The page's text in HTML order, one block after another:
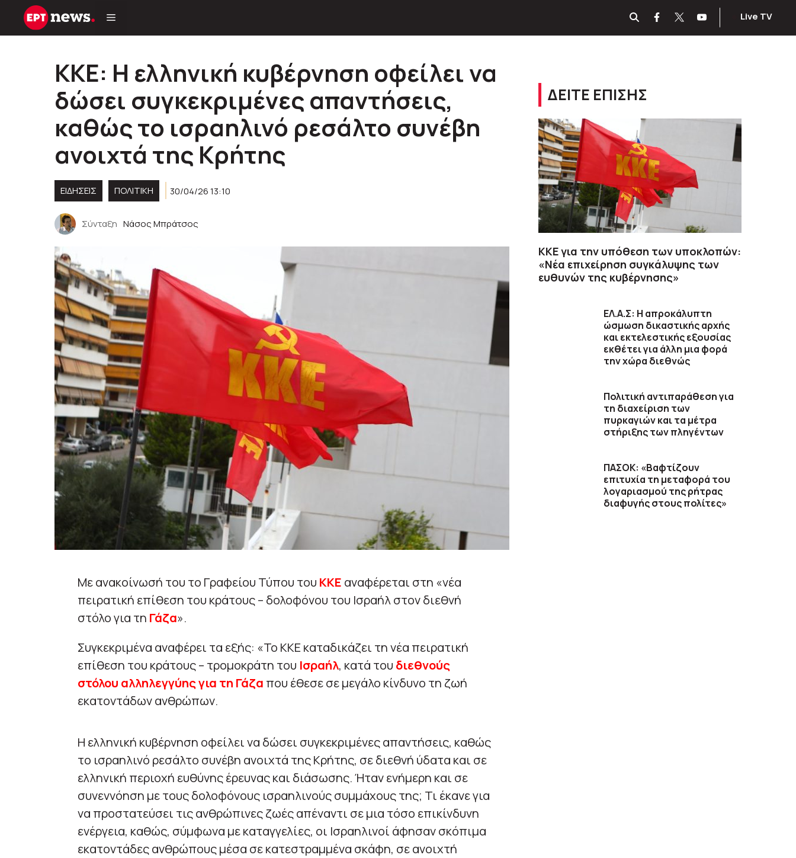
Μετάβαση
Live TV
ΚΚΕ: Η ελληνική κυβέρνηση οφείλει να
δώσει συγκεκριμένες απαντήσεις,
καθώς το ισραηλινό ρεσάλτο συνέβη
ανοιχτά της Κρήτης
ΕΙΔΗΣΕΙΣ ΠΟΛΙΤΙΚΉ 30/04/26 13:10
Σύνταξη Νάσος Μπράτσος
Με ανακοίνωσή του το Γραφείου Τύπου του ΚΚΕ αναφέρεται στη «νέα
πειρατική επίθεση του κράτους – δολοφόνου του Ισραήλ στον διεθνή
στόλο για τη Γάζα».
Συγκεκριμένα αναφέρει τα εξής: «Το ΚΚΕ καταδικάζει τη νέα πειρατική
επίθεση του κράτους – τρομοκράτη του Ισραήλ, κατά του διεθνούς
στόλου αλληλεγγύης για τη Γάζα που έθεσε σε μεγάλο κίνδυνο τη ζωή
εκατοντάδων ανθρώπων.
Η ελληνική κυβέρνηση οφείλει να δώσει συγκεκριμένες απαντήσεις, καθώς
το ισραηλινό ρεσάλτο συνέβη ανοιχτά της Κρήτης, σε διεθνή ύδατα και σε
ελληνική περιοχή ευθύνης έρευνας και διάσωσης. Ήταν ενήμερη και σε
συνεννόηση με τους δολοφόνους ισραηλινούς συμμάχους της; Τι έκανε για
να προστατεύσει τις ανθρώπινες ζωές απέναντι σε μια τόσο επικίνδυνη
ενέργεια, καθώς, σύμφωνα με καταγγελίες, οι Ισραηλινοί άφησαν σκόπιμα
εκατοντάδες ανθρώπους μέσα σε κατεστραμμένα σκάφη, σε ανοιχτή
ΔΕΙΤΕ ΕΠΙΣΗΣ
ΚΚΕ για την υπόθεση των υποκλοπών:
«Νέα επιχείρηση συγκάλυψης των
ευθυνών της κυβέρνησης»
ΕΛ.Α.Σ: Η απροκάλυπτη
ώσμωση δικαστικής αρχής
και εκτελεστικής εξουσίας
εκθέτει για άλλη μια φορά
την χώρα διεθνώς
Πολιτική αντιπαράθεση για
τη διαχείριση των
πυρκαγιών και τα μέτρα
στήριξης των πληγέντων
ΠΑΣΟΚ: «Βαφτίζουν
επιτυχία τη μεταφορά του
λογαριασμού της ρήτρας
διαφυγής στους πολίτες»